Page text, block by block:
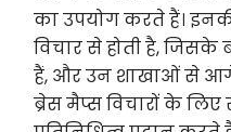
का उपयोग करते हैं।
विचार से होती है,
हैं, और उन शाखाओं से
ब्रेस मैप्स विचारों के